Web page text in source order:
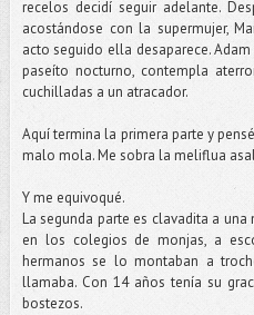
recelos decidí seguir adelante.
acostándose con la supermujer,
acto seguido ella desaparece.
paseíto nocturno, contempla
cuchilladas a un atracador.
Aquí termina la primera parte y
malo mola. Me sobra la meliflua
Y me equivoqué.
La segunda parte es clavadita a
en los colegios de monjas, a
hermanos se lo montaban a
llamaba. Con 14 años tenía su
bostezos.